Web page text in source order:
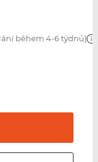
během 4-6 týdnů)